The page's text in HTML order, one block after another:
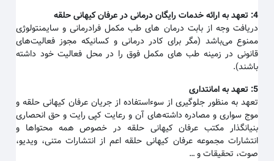
تعهد به ارائه خدمات رایگان درمانی در عرفان کیهانی حلقه
دریافت وجه از بابت درمان های طب مکمل فرادرمانی و سایمنتولوژی
ممنوع می‌باشد (مگر برای کادر درمانی و کسانیکه مجوز فعالیت‌های
قانونی در زمینه طب های مکمل فوق را در محل فعالیت خود داشته
باشند).
تعهد به امانتداری
تعهد به منظور جلوگیری از سوءاستفاده از جریان عرفان کیهانی حلقه و
موج سواری و مصادره داشته‌های آن و رعایت کپی رایت و حق انحصاری
بنیانگذار مکتب عرفان کیهانی حلقه در خصوص همه محتواها و
انتشارات مجموعه عرفان کیهانی حلقه اعم از انتشارات متنی، ویدیو،
صوت، تحقیقات و …